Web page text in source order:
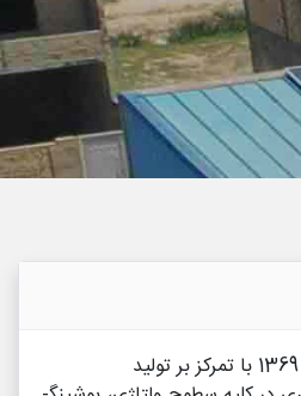
شرکت نیروترانس در سال 1369 با تمرکز بر تولید